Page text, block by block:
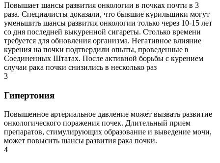
Повышает шансы развития онкологии в почках почти в 3
раза. Специалисты доказали, что бывшие курильщики могут
уменьшить шансы развития онкологии только через 10-15 лет
со дня последней выкуренной сигареты. Столько времени
требуется для обновления организма. Негативное влияние
курения на почки подтвердили опыты, проведенные в
Соединенных Штатах. После активной борьбы с курением
случаи рака почки снизились в несколько раз
3
Гипертония
Повышенное артериальное давление может вызвать развитие
онкологического поражения почек. Длительный прием
препаратов, стимулирующих образование и выведение мочи,
может повысить шансы развития рака почки.
4